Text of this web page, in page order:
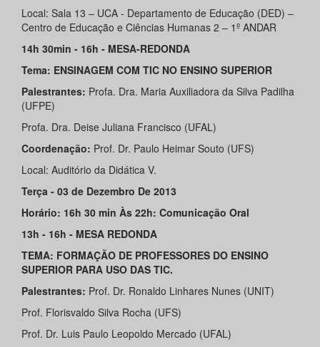
Local: Sala 13 – UCA - Departamento de Educação (DED) –
Centro de Educação e Ciências Humanas 2 – 1º ANDAR
14h 30min - 16h - MESA-REDONDA
Tema: ENSINAGEM COM TIC NO ENSINO SUPERIOR
Palestrantes: Profa. Dra. Maria Auxiliadora da Silva Padilha
(UFPE)
Profa. Dra. Deise Juliana Francisco (UFAL)
Coordenação: Prof. Dr. Paulo Heimar Souto (UFS)
Local: Auditório da Didática V.
Terça - 03 de Dezembro De 2013
Horário: 16h 30 min Às 22h: Comunicação Oral
13h - 16h - MESA REDONDA
TEMA: FORMAÇÃO DE PROFESSORES DO ENSINO
SUPERIOR PARA USO DAS TIC.
Palestrantes: Prof. Dr. Ronaldo Linhares Nunes (UNIT)
Prof. Florisvaldo Silva Rocha (UFS)
Prof. Dr. Luis Paulo Leopoldo Mercado (UFAL)